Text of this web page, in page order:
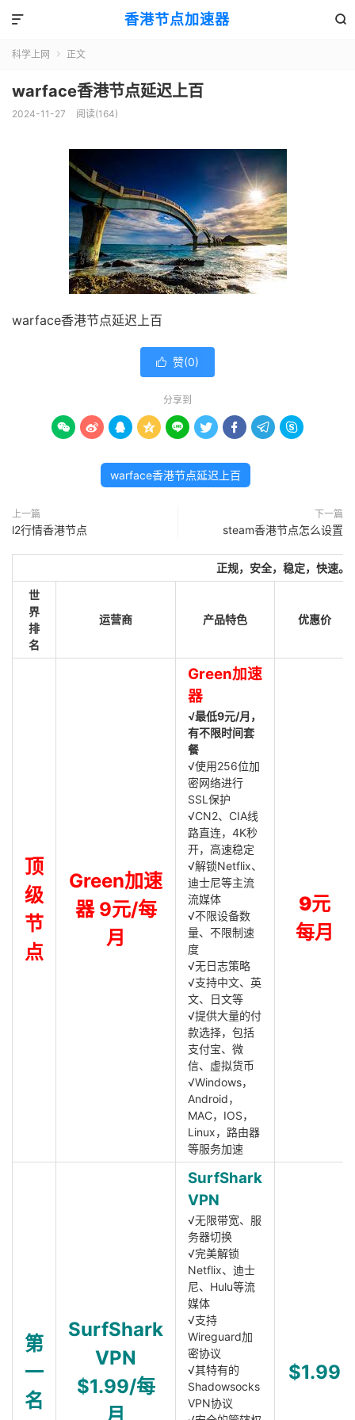
香港节点加速器 

科学上网  正文
warface香港节点延迟上百
2024-11-27 阅读(164)
warface香港节点延迟上百
 赞(0)
分享到
        
warface香港节点延迟上百
上一篇
l2行情香港节点
下一篇
steam香港节点怎么设置
正规，安全，稳定，快速。
世
界
排
名
运营商 产品特色 优惠价
顶
级
节
点
Green加速
器 9元/每
月
Green加速
器
√最低9元/月，
有不限时间套
餐
√使用256位加
密网络进行
SSL保护
√CN2、CIA线
路直连，4K秒
开，高速稳定
√解锁Netflix、
迪士尼等主流
流媒体
√不限设备数
量、不限制速
度
√无日志策略
√支持中文、英
文、日文等
√提供大量的付
款选择，包括
支付宝、微
信、虚拟货币
√Windows，
Android，
MAC，IOS，
Linux，路由器
等服务加速
9元
每月
第
一
名
SurfShark
VPN
$1.99/每
月
SurfShark
VPN
√无限带宽、服
务器切换
√完美解锁
Netflix、迪士
尼、Hulu等流
媒体
√支持
Wireguard加
密协议
√其特有的
Shadowsocks
VPN协议
$1.99